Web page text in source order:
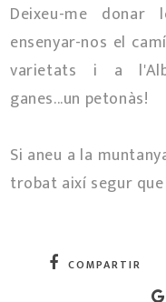
Deixeu-me
ensenyar-nos el
varietats i a
ganes...un petonàs!
Si aneu a la
trobat així segur
COMPARTIR